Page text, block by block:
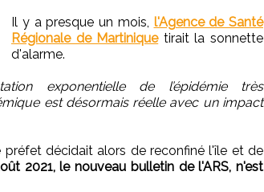
Il y a presque un mois, l'Agence de Santé
Régionale de Martiniquetirait la sonnette
d'alarme.
exponentielle de l’épidémie très
est désormais réelle avec un impact
décidait alors de reconfiné l'île et de
2021, le nouveau bulletin de l'ARS, n'est